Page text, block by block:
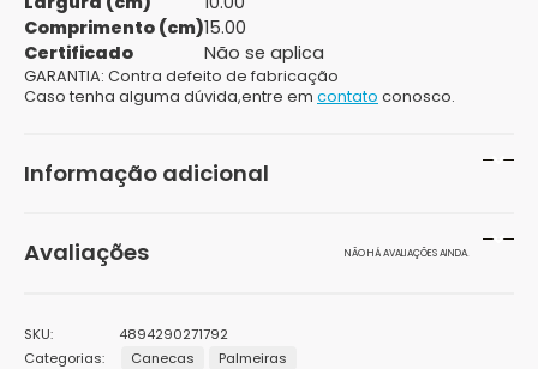
Comprimento (cm)15.00
Certificado
Não se aplica
GARANTIA: Contra defeito de fabricação
Caso tenha alguma dúvida,entre em contato conosco.
Informação adicional
Avaliações NÃO HÁ AVALIAÇÕES AINDA.
Palmeiras 600ml”
SKU:
4894290271792
Categorias:
Canecas
Palmeiras